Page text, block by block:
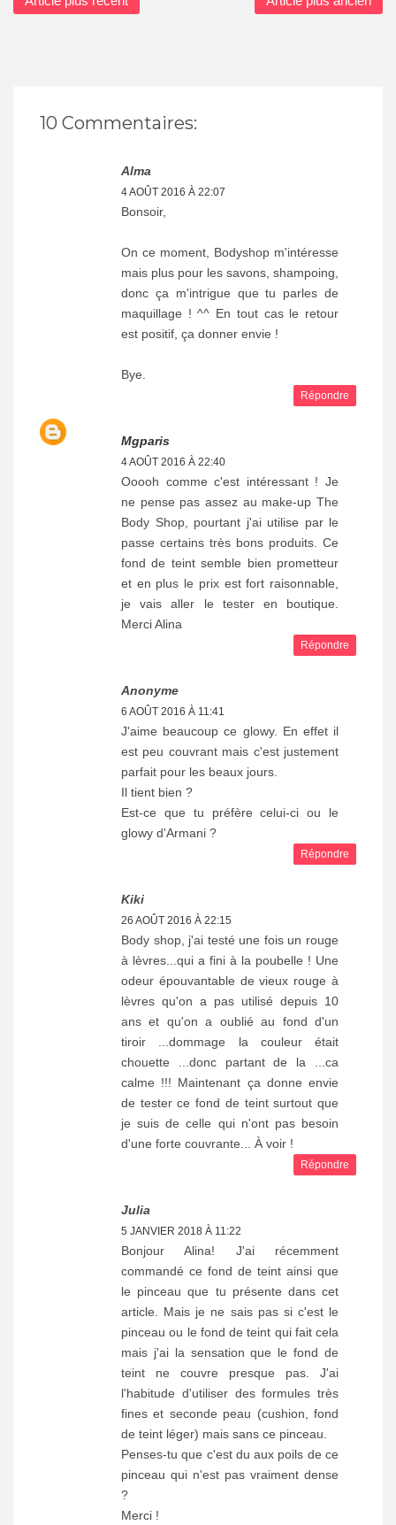
10 Commentaires:
Alma
4 AOÛT 2016 À 22:07
Bonsoir,
On ce moment, Bodyshop m'intéresse
mais plus pour les savons, shampoing,
donc ça m'intrigue que tu parles de
maquillage ! ^^ En tout cas le retour
est positif, ça donner envie !
Bye.
Répondre
Mgparis
4 AOÛT 2016 À 22:40
Ooooh comme c'est intéressant ! Je
ne pense pas assez au make-up The
Body Shop, pourtant j'ai utilise par le
passe certains très bons produits. Ce
fond de teint semble bien prometteur
et en plus le prix est fort raisonnable,
je vais aller le tester en boutique.
Merci Alina
Répondre
Anonyme
6 AOÛT 2016 À 11:41
J'aime beaucoup ce glowy. En effet il
est peu couvrant mais c'est justement
parfait pour les beaux jours.
Il tient bien ?
Est-ce que tu préfère celui-ci ou le
glowy d'Armani ?
Répondre
Kiki
26 AOÛT 2016 À 22:15
Body shop, j'ai testé une fois un rouge
à lèvres...qui a fini à la poubelle ! Une
odeur épouvantable de vieux rouge à
lèvres qu'on a pas utilisé depuis 10
ans et qu'on a oublié au fond d'un
tiroir ...dommage la couleur était
chouette ...donc partant de la ...ca
calme !!! Maintenant ça donne envie
de tester ce fond de teint surtout que
je suis de celle qui n'ont pas besoin
d'une forte couvrante... À voir !
Répondre
Julia
5 JANVIER 2018 À 11:22
Bonjour Alina! J'ai récemment
commandé ce fond de teint ainsi que
le pinceau que tu présente dans cet
article. Mais je ne sais pas si c'est le
pinceau ou le fond de teint qui fait cela
mais j'ai la sensation que le fond de
teint ne couvre presque pas. J'ai
l'habitude d'utiliser des formules très
fines et seconde peau (cushion, fond
de teint léger) mais sans ce pinceau.
Penses-tu que c'est du aux poils de ce
pinceau qui n'est pas vraiment dense
?
Merci !